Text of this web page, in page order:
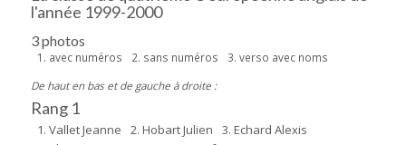
l'année 1999-2000
3 photos
1. avec numéros 2. sans numéros
3. verso avec noms
De haut en bas et de gauche à droite :
Rang 1
1. Vallet Jeanne 2. Hobart Julien
3. Echard Alexis